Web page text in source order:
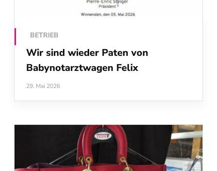
BETRIEB
Wir sind wieder Paten von
Babynotarztwagen Felix
29. Mai 2026